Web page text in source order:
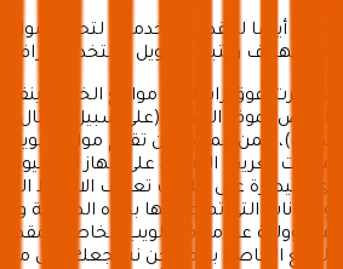
يمكن أيضًا لمقدمي الخدمات لتحليل مواقع
الاستهداف وتتبع التحويل استخدام مرافق
إذا نقرت فوق رابط في مواقع الخدمة
الخاص بموفر الخدمة (على سبيل المثال
تذكرة)، فمن الممكن أن تقوم مواقع الويب
ملفات تعريف الارتباط على جهاز
أي سيطرة على ملفات تعريف الارتباط
والبيانات التي تم جمعها بهذه الطريقة ولا
مسؤولية عن مواقع الويب الخاصة
التتبع الخاصة بهم. نحن نشجعك على